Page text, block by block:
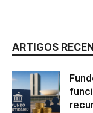
ARTIGOS